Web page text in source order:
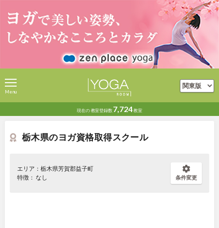
現在の教室登録数 7,724教室
Menu
栃木県のヨガ資格取得スクール
エリア：栃木県芳賀郡益子町
特徴： なし
条件変更